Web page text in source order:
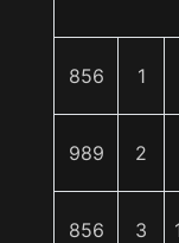
856 1
989 2
856 3